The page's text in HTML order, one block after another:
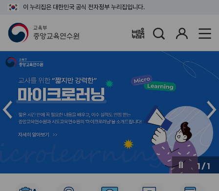
이 누리집은 대한민국 공식 전자정부 누리집입니다.
배움누리터
1 / 1
인
버
메
인
슬
라
드
다
음
버